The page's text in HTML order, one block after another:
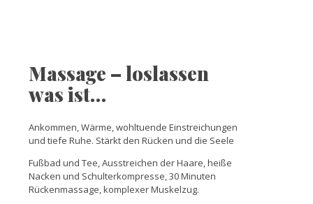
Massage – loslassen
was ist…
Ankommen, Wärme, wohltuende Einstreichungen
und tiefe Ruhe. Stärkt den Rücken und die Seele
Fußbad und Tee, Ausstreichen der Haare, heiße
Nacken und Schulterkompresse, 30 Minuten
Rückenmassage, komplexer Muskelzug.